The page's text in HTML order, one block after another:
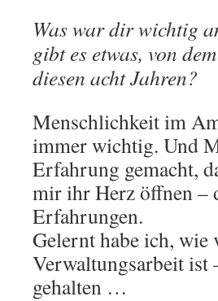
Was war dir wichtig
gibt es etwas, von
diesen acht Jahren?
Menschlichkeit im
immer wichtig. Und
Erfahrung gemacht,
mir ihr Herz öffnen –
Erfahrungen.
Gelernt habe ich,
Verwaltungsarbeit ist
gehalten …